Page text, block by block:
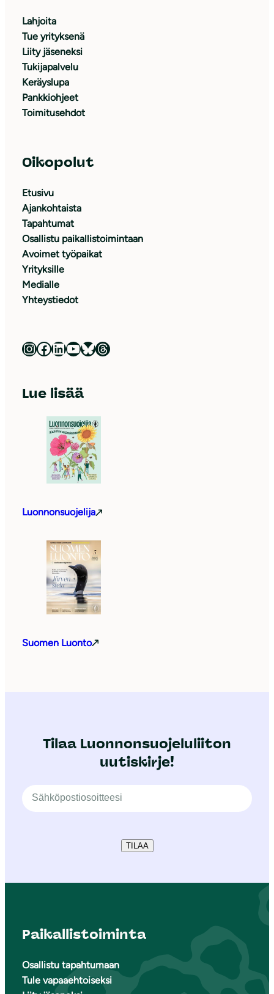
Lahjoita
Tue yrityksenä
Liity jäseneksi
Tukijapalvelu
Keräyslupa
Pankkiohjeet
Toimitusehdot
Oikopolut
Etusivu
Ajankohtaista
Tapahtumat
Osallistu paikallistoimintaan
Avoimet työpaikat
Yrityksille
Medialle
Yhteystiedot
Luonnonsuojeluliitto Instagramissa Luonnonsuojeluliitto Facebookissa Luonnonsuojeluliitto LinkedInissä Luonnonsuojeluliiton YouTube-kanava Luonnonsuojeluliitto Blueskyssa Luonnonsuojeluliitto Threadsissa
Lue lisää
Luonnonsuojelija
Suomen Luonto
Tilaa Luonnonsuojeluliiton
uutiskirje!
TILAA
Paikallistoiminta
Osallistu tapahtumaan
Tule vapaaehtoiseksi